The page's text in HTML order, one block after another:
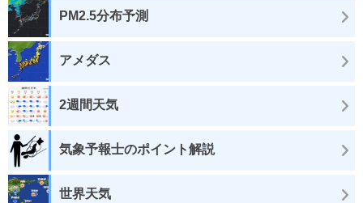
PM2.5分布予測
アメダス
2週間天気
気象予報士のポイント解説
世界天気